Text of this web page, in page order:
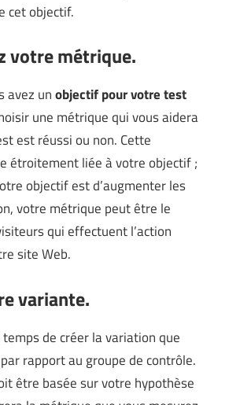
cet objectif.
votre métrique.
avez unobjectif pour votre test
une métrique qui vous aidera
est réussi ou non. Cette
étroitement liée à votre objectif ;
objectif est d’augmenter les
votre métrique peut être le
qui effectuent l’action
site Web.
variante.
de créer la variation que
rapport au groupe de contrôle.
être basée sur votre hypothèse